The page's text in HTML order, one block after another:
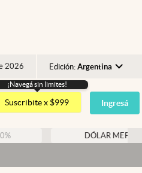
2026 Edición: Argentina
Argentina
España
USA
¡Navegá sin limites!
Suscribite x $999 Ingresá
DÓLAR MEP $